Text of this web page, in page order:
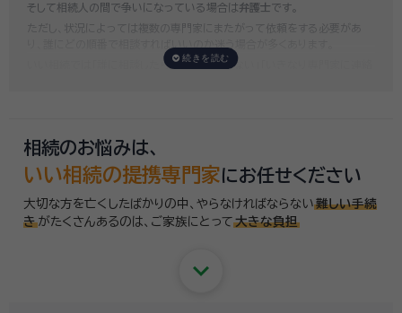
そして相続人の間で争いになっている場合は弁護士です。
ただし、状況によっては複数の専門家にまたがって依頼をする必要があ
いい相続では「誰に相談したらいいかわからない」「いきなり専門家に連絡
相続のお悩みは、
いい相続の提携専門家にお任せください
大切な方を亡くしたばかりの中、やらなければならない 難しい手続
き がたくさんあるのは、 ご家族にとって 大きな負担
keyboard_arrow_down